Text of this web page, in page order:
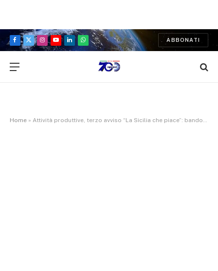
Facebook
X
Instagram
YouTubeLinkedInWhatsApp
ABBONATI
Home » Attività produttive, terzo avviso “La Sicilia che piace”: bando per enti locali, domande entro il 15 maggio